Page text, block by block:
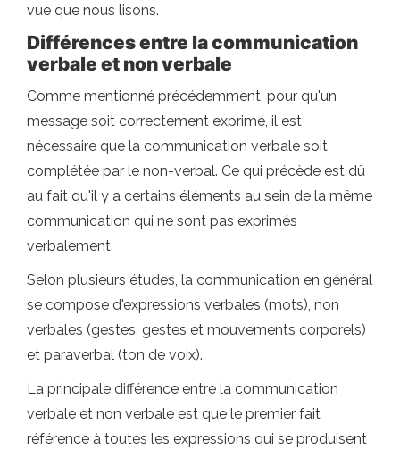
vue que nous lisons.
Différences entre la communication
verbale et non verbale
Comme mentionné précédemment, pour qu'un
message soit correctement exprimé, il est
nécessaire que la communication verbale soit
complétée par le non-verbal. Ce qui précède est dû
au fait qu'il y a certains éléments au sein de la même
communication qui ne sont pas exprimés
verbalement.
Selon plusieurs études, la communication en général
se compose d'expressions verbales (mots), non
verbales (gestes, gestes et mouvements corporels)
et paraverbal (ton de voix).
La principale différence entre la communication
verbale et non verbale est que le premier fait
référence à toutes les expressions qui se produisent